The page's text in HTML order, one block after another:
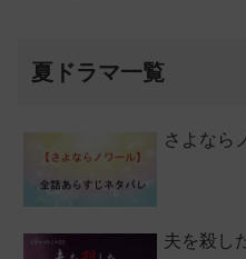
夏ドラマ一覧
さよなら
夫を殺し